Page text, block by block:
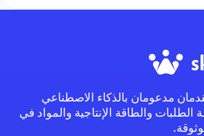
مدعومان بالذكاء الاصطناعي
والطاقة الإنتاجية والمواد في